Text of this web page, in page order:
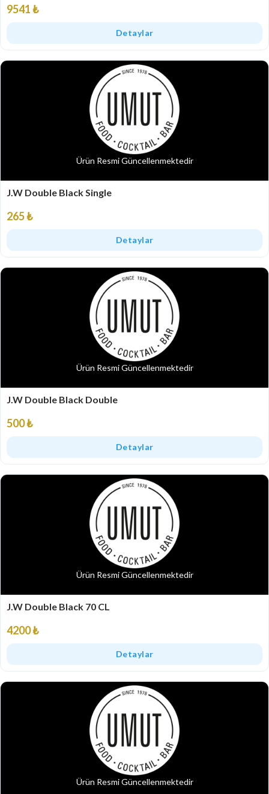
9541 ₺
Detaylar
Ürün Resmi Güncellenmektedir
J.W Double Black Single
265 ₺
Detaylar
Ürün Resmi Güncellenmektedir
J.W Double Black Double
500 ₺
Detaylar
Ürün Resmi Güncellenmektedir
J.W Double Black 70 CL
4200 ₺
Detaylar
Ürün Resmi Güncellenmektedir